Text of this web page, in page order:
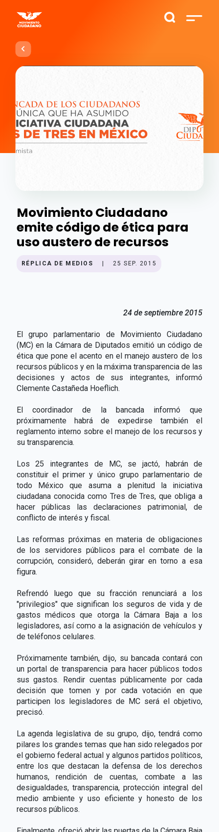
Movimiento Ciudadano
emite código de ética para
uso austero de recursos
RÉPLICA DE MEDIOS 25 SEP. 2015
24 de septiembre 2015
El grupo parlamentario de Movimiento Ciudadano
(MC) en la Cámara de Diputados emitió un código de
ética que pone el acento en el manejo austero de los
recursos públicos y en la máxima transparencia de las
decisiones y actos de sus integrantes, informó
Clemente Castañeda Hoeflich.
El coordinador de la bancada informó que
próximamente habrá de expedirse también el
reglamento interno sobre el manejo de los recursos y
su transparencia.
Los 25 integrantes de MC, se jactó, habrán de
constituir el primer y único grupo parlamentario de
todo México que asuma a plenitud la iniciativa
ciudadana conocida como Tres de Tres, que obliga a
hacer públicas las declaraciones patrimonial, de
conflicto de interés y fiscal.
Las reformas próximas en materia de obligaciones
de los servidores públicos para el combate de la
corrupción, consideró, deberán girar en torno a esa
figura.
Refrendó luego que su fracción renunciará a los
"privilegios" que significan los seguros de vida y de
gastos médicos que otorga la Cámara Baja a los
legisladores, así como a la asignación de vehículos y
de teléfonos celulares.
Próximamente también, dijo, su bancada contará con
un portal de transparencia para hacer públicos todos
sus gastos. Rendir cuentas públicamente por cada
decisión que tomen y por cada votación en que
participen los legisladores de MC será el objetivo,
precisó.
La agenda legislativa de su grupo, dijo, tendrá como
pilares los grandes temas que han sido relegados por
el gobierno federal actual y algunos partidos políticos,
entre los que destacan la defensa de los derechos
humanos, rendición de cuentas, combate a las
desigualdades, transparencia, protección integral del
medio ambiente y uso eficiente y honesto de los
recursos públicos.